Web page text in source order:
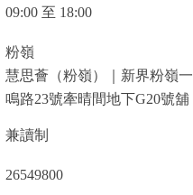
09:00 至 18:00
粉嶺
慧思薈（粉嶺）｜新界粉嶺一
鳴路23號牽晴間地下G20號舖
兼讀制
26549800